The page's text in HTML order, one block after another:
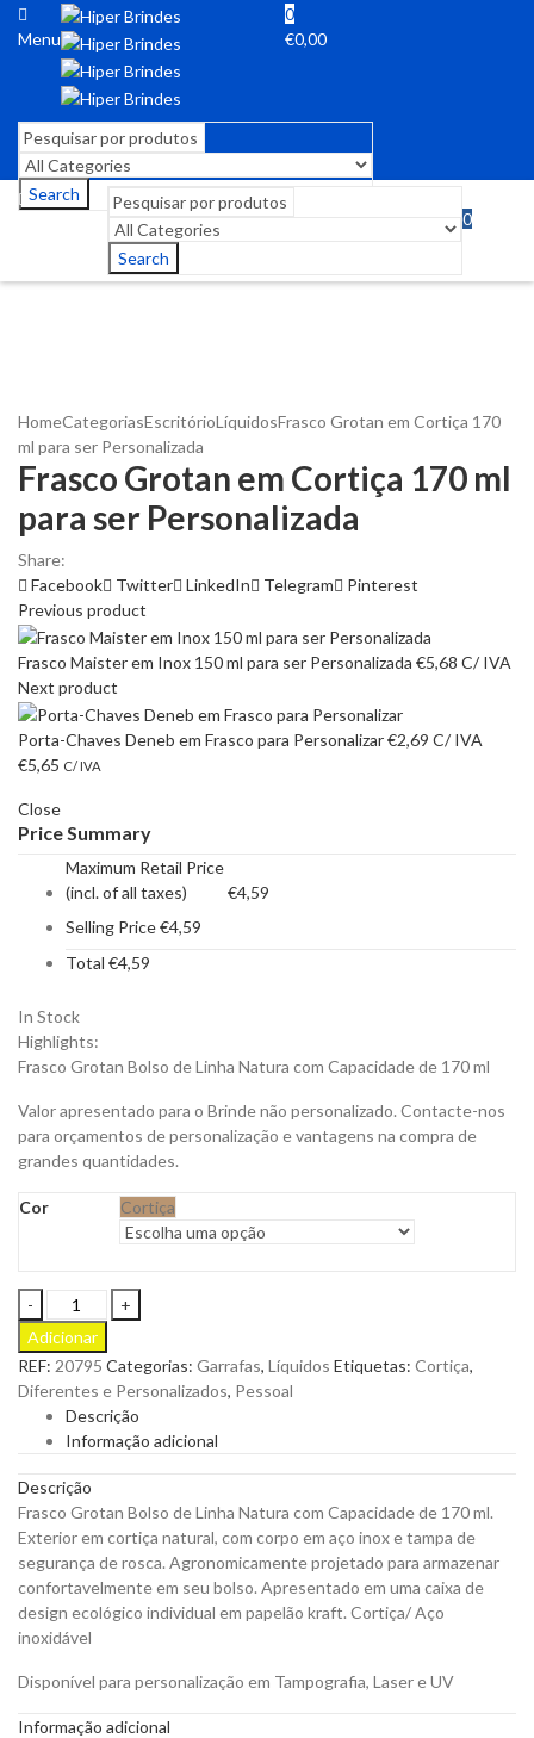
Menu
0
€0,00
Search
Search
0
HomeCategoriasEscritórioLíquidosFrasco Grotan em Cortiça 170
ml para ser Personalizada
Frasco Grotan em Cortiça 170 ml
para ser Personalizada
Share:
Facebook
Twitter LinkedIn Telegram
Pinterest
Previous product
Frasco Maister em Inox 150 ml para ser Personalizada €5,68 C/ IVA
Next product
Porta-Chaves Deneb em Frasco para Personalizar€2,69 C/ IVA
€5,65 C/ IVA
Close
Price Summary
Maximum Retail Price
(incl. of all taxes)
€4,59
Selling Price€4,59
Total €4,59
In Stock
Highlights:
Frasco Grotan Bolso de Linha Natura com Capacidade de 170 ml
Valor apresentado para o Brinde não personalizado. Contacte-nos
para orçamentos de personalização e vantagens na compra de
grandes quantidades.
Cor Cortiça
Frasco
Grotan
em
Cortiça
170
ml
para
Personalizada
quantity
Adicionar
REF: 20795 Categorias: Garrafas, Líquidos Etiquetas: Cortiça,
Diferentes e Personalizados, Pessoal
Descrição
Informação adicional
Descrição
Frasco Grotan Bolso de Linha Natura com Capacidade de 170 ml.
Exterior em cortiça natural, com corpo em aço inox e tampa de
segurança de rosca. Agronomicamente projetado para armazenar
confortavelmente em seu bolso. Apresentado em uma caixa de
design ecológico individual em papelão kraft. Cortiça/ Aço
inoxidável
Disponível para personalização em Tampografia, Laser e UV
Informação adicional